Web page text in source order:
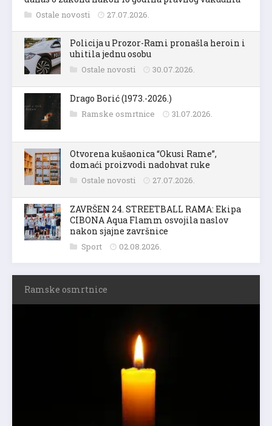
Ostale novosti 27.07.2026.
Policija u Prozor-Rami pronašla heroin i
uhitila jednu osobu
Ostale novosti 30.07.2026.
Drago Borić (1973.-2026.)
Ramske osmrtnice 31.07.2026.
Otvorena kušaonica “Okusi Rame”,
domaći proizvodi nadohvat ruke
Ostale novosti 27.07.2026.
ZAVRŠEN 24. STREETBALL RAMA: Ekipa
CIBONA Aqua Flamm osvojila naslov
nakon sjajne završnice
Sport 02.08.2026.
Ramske osmrtnice